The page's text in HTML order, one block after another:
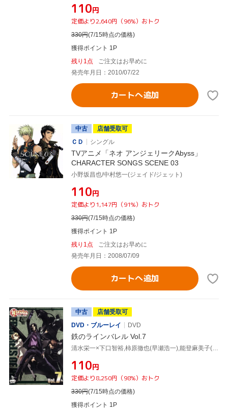
¥110円
定価より2,640円（96%）おトク
330円(7/15時点の価格)
獲得ポイント 1P
残り1点
ご注文はお早めに
発売年月日：2010/07/22
カートへ追加
中古
店舗受取可
ＣＤ
シングル
TVアニメ「ネオ アンジェリークAbyss」
CHARACTER SONGS SCENE 03
小野坂昌也/中村悠一(ジェイド/ジェット)
¥110円
定価より1,147円（91%）おトク
330円(7/15時点の価格)
獲得ポイント 1P
残り1点
ご注文はお早めに
発売年月日：2008/07/09
カートへ追加
中古
店舗受取可
DVD・ブルーレイ
DVD
鉄のラインバレル Vol.7
清水栄一×下口智裕,柿原徹也(早瀬浩一),能登麻美子(城崎絵美),福山潤(加藤久嵩),中村悠一(森次玲二),平井久司(キャラクターデザイン、総作画監督)
¥110円
定価より8,250円（98%）おトク
330円(7/15時点の価格)
獲得ポイント 1P